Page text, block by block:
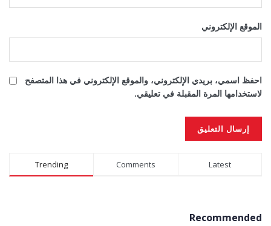
الموقع الإلكتروني
احفظ اسمي، بريدي الإلكتروني، والموقع الإلكتروني في هذا المتصفح
لاستخدامها المرة المقبلة في تعليقي.
Trending Comments Latest
Recommended